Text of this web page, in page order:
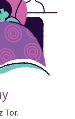
Tor.